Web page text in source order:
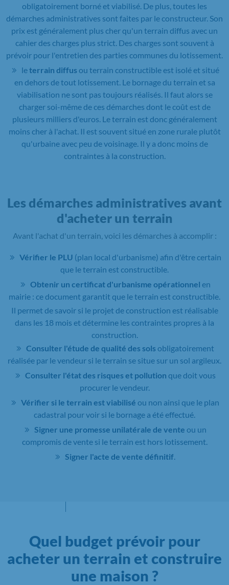
obligatoirement borné et viabilisé. De plus, toutes les
démarches administratives sont faites par le constructeur. Son
prix est généralement plus cher qu'un terrain diffus avec un
cahier des charges plus strict. Des charges sont souvent à
prévoir pour l'entretien des parties communes du lotissement.
leterrain diffusou terrain constructible est isolé et situé
en dehors de tout lotissement. Le bornage du terrain et sa
viabilisation ne sont pas toujours réalisés. Il faut alors se
charger soi-même de ces démarches dont le coût est de
plusieurs milliers d'euros. Le terrain est donc généralement
moins cher à l'achat. Il est souvent situé en zone rurale plutôt
qu'urbaine avec peu de voisinage. Il y a donc moins de
contraintes à la construction.
Les démarches administratives avant
d'acheter un terrain
Avant l'achat d'un terrain, voici les démarches à accomplir :
Vérifier le PLU (plan local d'urbanisme) afin d'être certain
que le terrain est constructible.
Obtenir un certificat d'urbanisme opérationnel en
mairie : ce document garantit que le terrain est constructible.
Il permet de savoir si le projet de construction est réalisable
dans les 18 mois et détermine les contraintes propres à la
construction.
Consulter l'étude de qualité des sols obligatoirement
réalisée par le vendeur si le terrain se situe sur un sol argileux.
Consulter l'état des risques et pollution que doit vous
procurer le vendeur.
Vérifier si le terrain est viabilisé ou non ainsi que le plan
cadastral pour voir si le bornage a été effectué.
Signer une promesse unilatérale de vente ou un
compromis de vente si le terrain est hors lotissement.
Signer l'acte de vente définitif
Quel budget prévoir pour
acheter un terrain et construire
une maison ?